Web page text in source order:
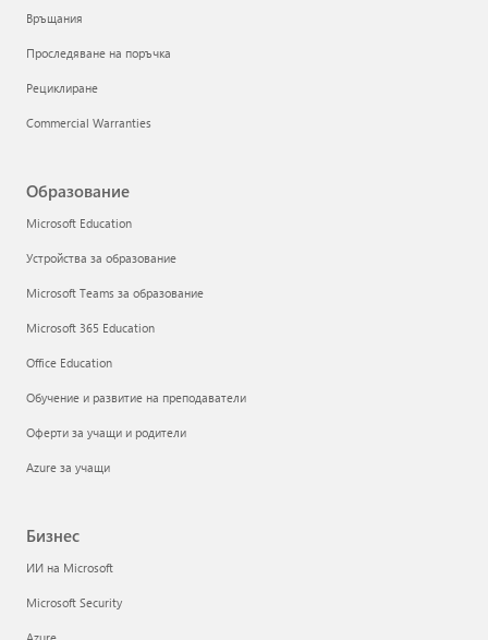
Връщания
Проследяване на поръчка
Рециклиране
Commercial Warranties
Образование
Microsoft Education
Устройства за образование
Microsoft Teams за образование
Microsoft 365 Education
Office Education
Обучение и развитие на преподаватели
Оферти за учащи и родители
Azure за учащи
Бизнес
ИИ на Microsoft
Microsoft Security